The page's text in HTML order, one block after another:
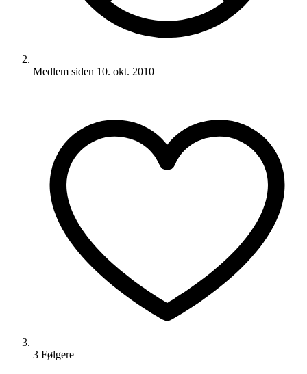
Medlem siden 10. okt. 2010
3 Følgere